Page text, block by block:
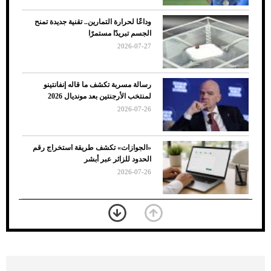
7 نصائح لاختيار لون البنطلون المناسب للقميص
الأسود
وداعًا لحرارة التمارين.. تقنية جديدة تمنح
الجسم تبريدًا مستمرًا
2026-07-27
رسالة مسربة تكشف ما قاله إنفانتينو
لمنتخب الأرجنتين بعد مونديال 2026
2026-07-26
«الجوازات» تكشف طريقة استخراج رقم
الحدود للزائر عبر أبشر
2026-07-26
بعد 7 أشهر من تعرضه لحادث مروع.. جوشوا
يفوز على برينغا بـ"الضربة القاضية" (فيديو)